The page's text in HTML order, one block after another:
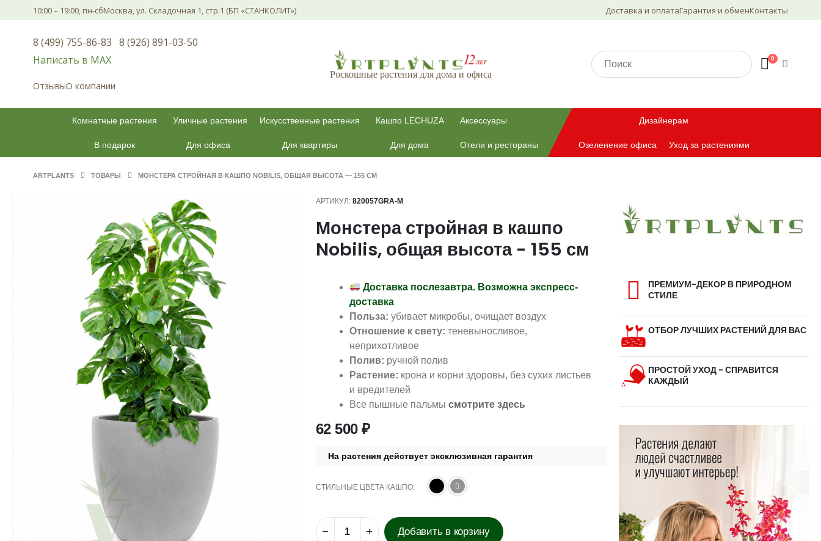
10:00 – 19:00, пн-сбМосква, ул. Складочная 1, стр.1 (БП «СТАНКОЛИТ») Доставка и оплатаГарантия и обменКонтакты
8 (499) 755-86-83 8 (926) 891-03-50
Написать в МАХ
ОтзывыО компании
Роскошные растения для дома и офиса
0
Комнатные растения Уличные растения Искусственные растения Кашпо LECHUZA Аксессуары
В подарок Озеленение офиса Уход за растениями
Для офиса
Дизайнерам
Для квартиры Для дома Отели и рестораны
ARTPLANTS ТОВАРЫ МОНСТЕРА СТРОЙНАЯ В КАШПО NOBILIS, ОБЩАЯ ВЫСОТА — 155 СМ
АРТИКУЛ: 820057GRA-M
Монстера стройная в кашпо
Nobilis, общая высота - 155 см
Доставка послезавтра. Возможна экспресс-
доставка
Польза: убивает микробы, очищает воздух
Отношение к свету: теневыносливое,
неприхотливое
Полив: ручной полив
Растение: крона и корни здоровы, без сухих листьев
и вредителей
Все пышные пальмы смотрите здесь
62 500₽
На растения действует эксклюзивная гарантия
СТИЛЬНЫЕ ЦВЕТА КАШПО
Добавить в корзину
ПРЕМИУМ-ДЕКОР В ПРИРОДНОМ
СТИЛЕ
ОТБОР ЛУЧШИХ РАСТЕНИЙ ДЛЯ ВАС
ПРОСТОЙ УХОД - СПРАВИТСЯ
КАЖДЫЙ